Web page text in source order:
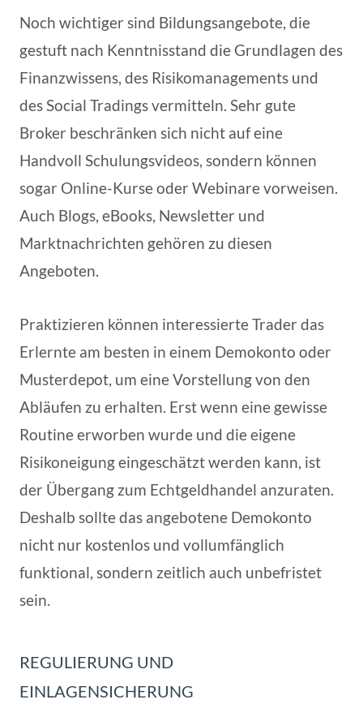
Noch wichtiger sind Bildungsangebote, die
gestuft nach Kenntnisstand die Grundlagen des
Finanzwissens, des Risikomanagements und
des Social Tradings vermitteln. Sehr gute
Broker beschränken sich nicht auf eine
Handvoll Schulungsvideos, sondern können
sogar Online-Kurse oder Webinare vorweisen.
Auch Blogs, eBooks, Newsletter und
Marktnachrichten gehören zu diesen
Angeboten.
Praktizieren können interessierte Trader das
Erlernte am besten in einem Demokonto oder
Musterdepot, um eine Vorstellung von den
Abläufen zu erhalten. Erst wenn eine gewisse
Routine erworben wurde und die eigene
Risikoneigung eingeschätzt werden kann, ist
der Übergang zum Echtgeldhandel anzuraten.
Deshalb sollte das angebotene Demokonto
nicht nur kostenlos und vollumfänglich
funktional, sondern zeitlich auch unbefristet
sein.
REGULIERUNG UND
EINLAGENSICHERUNG